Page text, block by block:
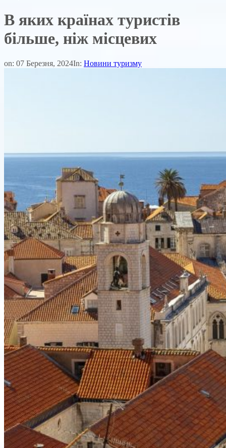
В яких країнах туристів
більше, ніж місцевих
on: 07 Березня, 2024In: Новини туризму